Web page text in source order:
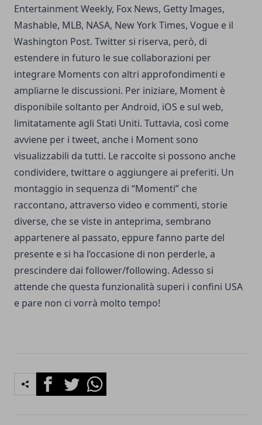
Entertainment Weekly, Fox News, Getty Images,
Mashable, MLB, NASA, New York Times, Vogue e il
Washington Post. Twitter si riserva, però, di
estendere in futuro le sue collaborazioni per
integrare Moments con altri approfondimenti e
ampliarne le discussioni. Per iniziare, Moment è
disponibile soltanto per Android, iOS e sul web,
limitatamente agli Stati Uniti. Tuttavia, così come
avviene per i tweet, anche i Moment sono
visualizzabili da tutti. Le raccolte si possono anche
condividere, twittare o aggiungere ai preferiti. Un
montaggio in sequenza di “Momenti” che
raccontano, attraverso video e commenti, storie
diverse, che se viste in anteprima, sembrano
appartenere al passato, eppure fanno parte del
presente e si ha l’occasione di non perderle, a
prescindere dai follower/following. Adesso si
attende che questa funzionalità superi i confini USA
e pare non ci vorrà molto tempo!
FacebookTwitterWhatsapp